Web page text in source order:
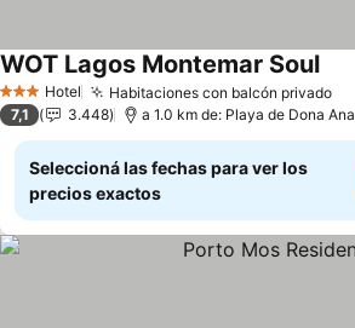
3 Estrellas
Hotel Habitaciones con balcón privado
WOT Lagos Montemar Soul
7,1 3.448 a 1.0 km de: Playa de Dona Ana
Seleccioná las fechas para ver los
precios exactos